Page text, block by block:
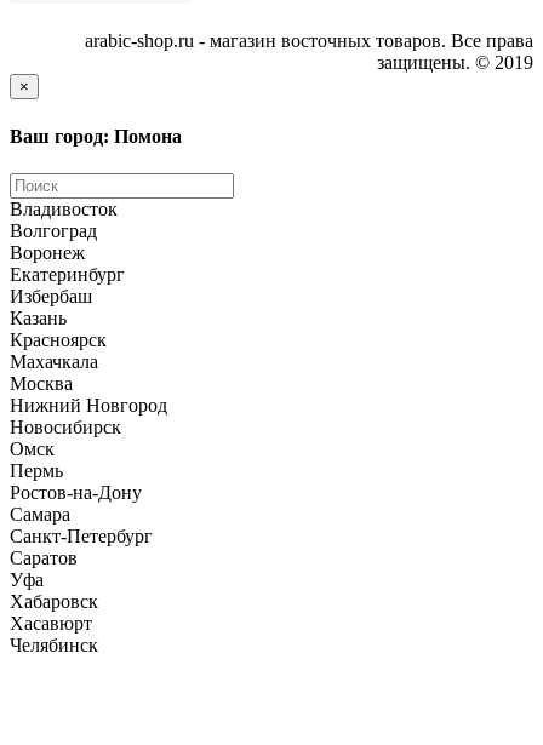
arabic-shop.ru - магазин восточных товаров. Все права
защищены. © 2019
×
Ваш город: Помона
Владивосток
Волгоград
Воронеж
Екатеринбург
Избербаш
Казань
Красноярск
Махачкала
Москва
Нижний Новгород
Новосибирск
Омск
Пермь
Ростов-на-Дону
Самара
Санкт-Петербург
Саратов
Уфа
Хабаровск
Хасавюрт
Челябинск